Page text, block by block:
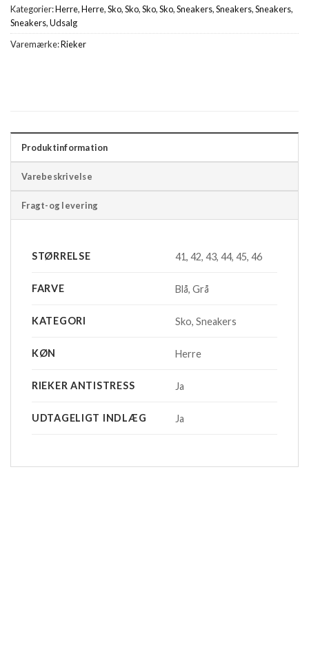
Kategorier:Herre,Herre,Sko,Sko,Sko,Sko,Sneakers,Sneakers,Sneakers,
Sneakers,Udsalg
Varemærke:Rieker
Produktinformation
Varebeskrivelse
Fragt-og levering
STØRRELSE 41, 42, 43, 44, 45, 46
FARVE Blå, Grå
KATEGORI Sko, Sneakers
KØN Herre
RIEKER ANTISTRESS Ja
UDTAGELIGT INDLÆG Ja